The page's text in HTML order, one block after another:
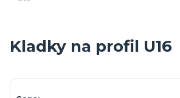
Kladky na profil U16